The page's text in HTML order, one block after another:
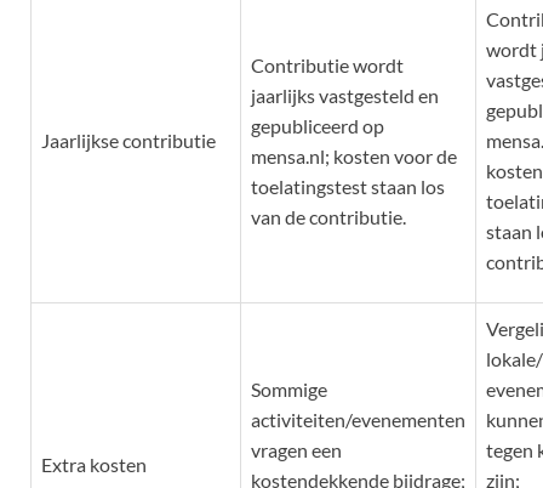
Jaarlijkse contributie
Contributie wordt
jaarlijks vastgesteld en
gepubliceerd op
mensa.nl; kosten voor de
toelatingstest staan los
van de contributie.
wordt
staan
Extra kosten
Sommige
activiteiten/evenementen
vragen een
kostendekkende bijdrage;
tegen
zijn;